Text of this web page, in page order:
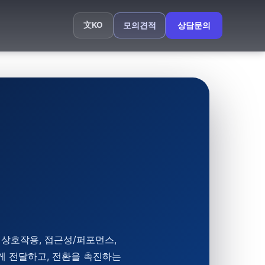
文KO 모의견적 상담문의
호작용, 접근성/퍼포먼스,
전달하고, 전환을 촉진하는